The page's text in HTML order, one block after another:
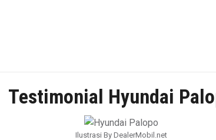
Testimonial Hyundai
Ilustrasi By DealerMobil.net